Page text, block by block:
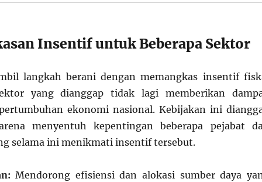
Insentif untuk Beberapa Sektor
langkah berani dengan memangkas insentif
yang dianggap tidak lagi memberikan
ekonomi nasional. Kebijakan ini
menyentuh kepentingan beberapa pejabat
selama ini menikmati insentif tersebut.
Mendorong efisiensi dan alokasi sumber daya